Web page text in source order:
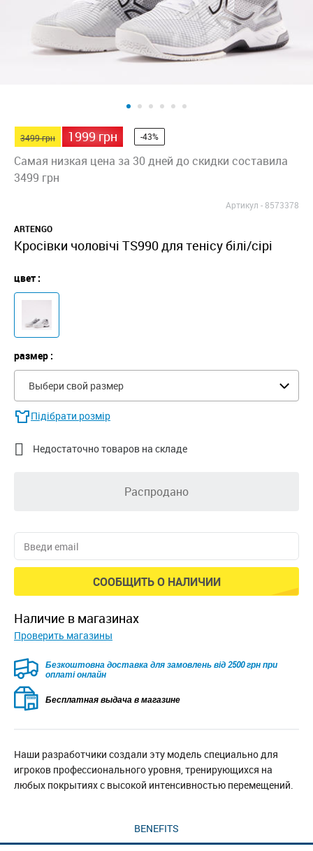
3499 грн 1999 грн -43%
Самая низкая цена за 30 дней до скидки составила
3499 грн
Артикул -8573378
ARTENGO
Кросівки чоловічі TS990 для тенісу білі/сірі
цвет :
размер :
Выбери свой размер
Підібрати розмір
 Недостаточно товаров на складе
Распродано
СООБЩИТЬ О НАЛИЧИИ
наличие в магазинах
Проверить магазины
Безкоштовна доставка для замовлень від 2500 грн при
оплаті онлайн
Бесплатная выдача в магазине
Наши разработчики создали эту модель специально для
игроков профессионального уровня, тренирующихся на
любых покрытиях с высокой интенсивностью перемещений.
BENEFITS